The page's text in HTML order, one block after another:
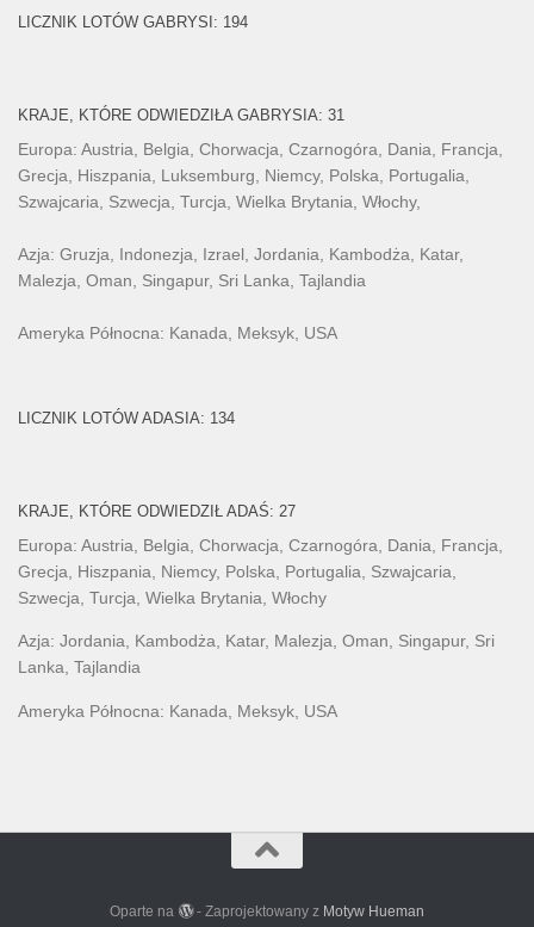
LICZNIK LOTÓW GABRYSI: 194
KRAJE, KTÓRE ODWIEDZIŁA GABRYSIA: 31
Europa: Austria, Belgia, Chorwacja, Czarnogóra, Dania, Francja,
Grecja, Hiszpania, Luksemburg, Niemcy, Polska, Portugalia,
Szwajcaria, Szwecja, Turcja, Wielka Brytania, Włochy,
Azja: Gruzja, Indonezja, Izrael, Jordania, Kambodża, Katar,
Malezja, Oman, Singapur, Sri Lanka, Tajlandia
Ameryka Północna: Kanada, Meksyk, USA
LICZNIK LOTÓW ADASIA: 134
KRAJE, KTÓRE ODWIEDZIŁ ADAŚ: 27
Europa: Austria, Belgia, Chorwacja, Czarnogóra, Dania, Francja,
Grecja, Hiszpania, Niemcy, Polska, Portugalia, Szwajcaria,
Szwecja, Turcja, Wielka Brytania, Włochy
Azja: Jordania, Kambodża, Katar, Malezja, Oman, Singapur, Sri
Lanka, Tajlandia
Ameryka Północna: Kanada, Meksyk, USA
Oparte na - Zaprojektowany z Motyw Hueman